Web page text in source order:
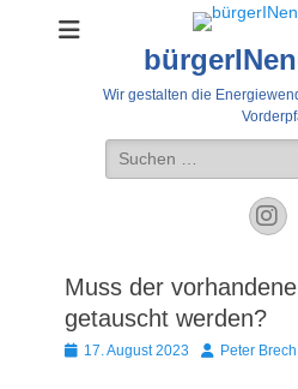
Wir gestalten die
Suche
nach:
Muss der
getauscht werden?
Veröffentlicht
17. August 2023 AutorPeter Brech